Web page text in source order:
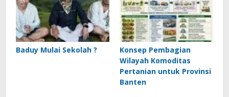
Baduy Mulai Sekolah ?
Konsep Pembagian
Wilayah Komoditas
Pertanian untuk Provinsi
Banten